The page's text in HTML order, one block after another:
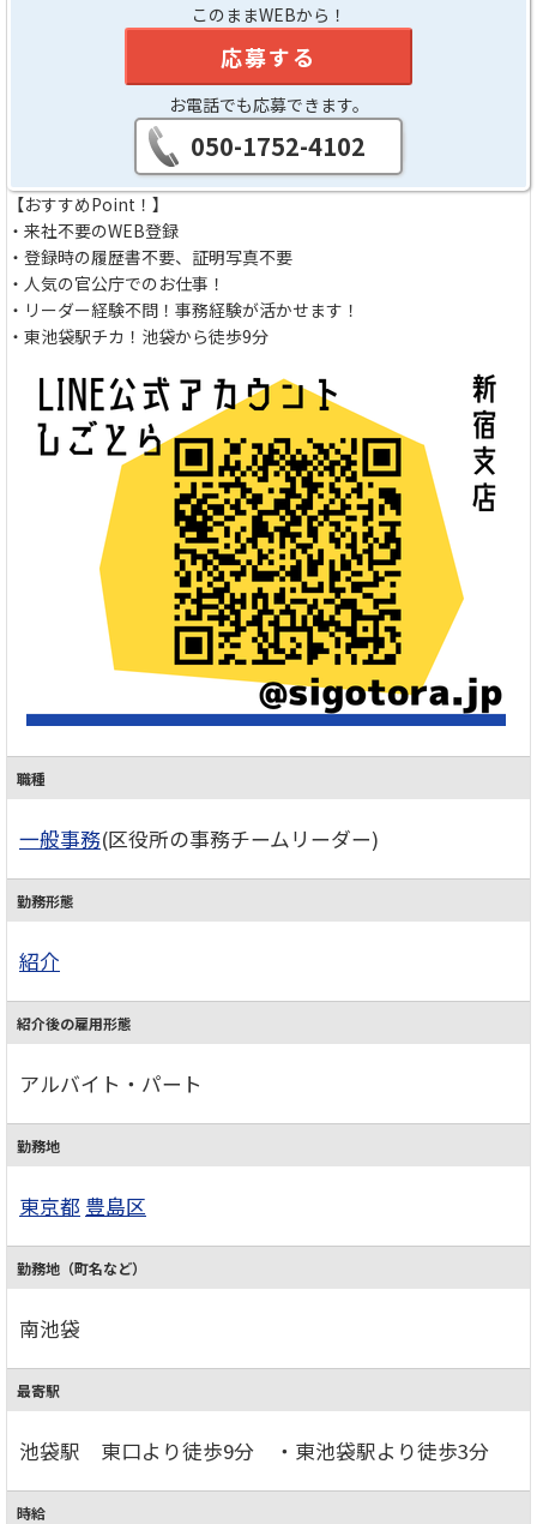
このままWEBから！
応募する
お電話でも応募できます。
050-1752-4102
【おすすめPoint！】
・来社不要のWEB登録
・登録時の履歴書不要、証明写真不要
・人気の官公庁でのお仕事！
・リーダー経験不問！事務経験が活かせます！
・東池袋駅チカ！池袋から徒歩9分
職種
一般事務(区役所の事務チームリーダー)
勤務形態
紹介
紹介後の雇用形態
アルバイト・パート
勤務地
東京都 豊島区
勤務地（町名など）
南池袋
最寄駅
池袋駅 東口より徒歩9分 ・東池袋駅より徒歩3分
時給